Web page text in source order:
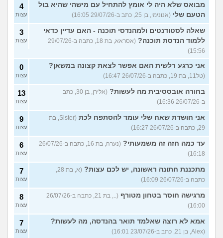
מבואס שלא היה לי אומץ להתחיל עם מישהי שהיא בול
הטעם שלי (אנונימי, בן 25, כתב ב-29/07/26 16:05)
4
עצות
שאלה לסטודנטים ולמהנדסי תוכנה - האם עדיין כדאי
ללמוד הנדסת תוכנה?
(אסראא, בת 18, כתבה ב-29/07/26
15:56)
3
עצות
אני כרגע רלשית האם אפשר לצאת קצונה במשאן?
(טל11, בת 19, כתבה ב-26/07/26 16:47)
0
עצות
בחורה אובססיבית מה לעשות?
(אלירן, בן 30, כתב
ב-26/07/26 16:36)
13
עצות
אני חושדת שאח שלי עומד להסתפח לכת
(Sister, בת
29, כתבה ב-26/07/26 16:27)
9
עצות
עד כמה חזה זה משמעותי?
(נערה, בת 16, כתבה ב-26/07/26
16:18)
6
עצות
מתכננת חתונה ראשונה, יש לכם עצות?
(א, בת 28,
כתבה ב-26/07/26 16:09)
7
עצות
מרגישה חוסר בטחון מטורף
(.., בת 21, כתבה ב-26/07/26
16:00)
8
עצות
אמא לא רוצה שאלמד תואר בהנדסה, מה לעשות?
(Alex, בן 21, כתב ב-23/07/26 16:01)
7
עצות